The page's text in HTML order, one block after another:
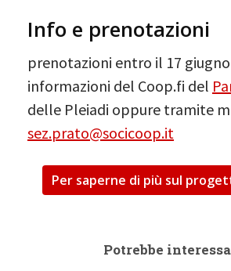
Info e prenotazioni
prenotazioni entro il 17
informazioni del Coop.fi del
delle Pleiadi oppure tramite
sez.prato@socicoop.it
Per saperne di più sul
Potrebbe